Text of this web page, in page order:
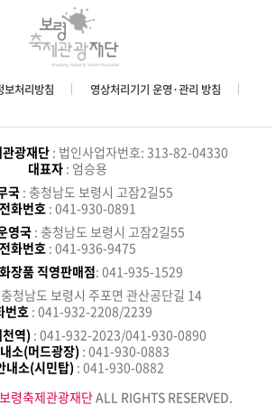
보처리방침
영상처리기기 운영·관리 방침
광재단 : 법인사업자번호: 313-82-04330
대표자: 엄승용
국 : 충청남도 보령시 고잠2길55
전화번호 : 041-930-0891
영국 : 충청남도 보령시 고잠2길55
전화번호 : 041-936-9475
장품 직영판매점: 041-935-1529
청남도 보령시 주포면 관산공단길 14
번호 : 041-932-2208/2239
역) : 041-932-2023/041-930-0890
소(머드광장) : 041-930-0883
내소(시민탑) : 041-930-0882
보령축제관광재단ALL RIGHTS RESERVED.